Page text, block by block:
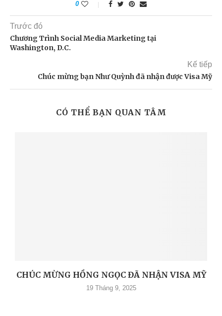
0
Trước đó
Chương Trình Social Media Marketing tại
Washington, D.C.
Kế tiếp
Chúc mừng bạn Như Quỳnh đã nhận được Visa Mỹ
CÓ THỂ BẠN QUAN TÂM
CHÚC MỪNG HỒNG NGỌC ĐÃ NHẬN VISA MỸ
19 Tháng 9, 2025